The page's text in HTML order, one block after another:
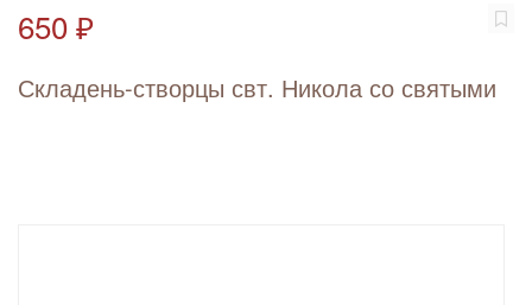
650 ₽
Складень-створцы свт. Никола со святыми